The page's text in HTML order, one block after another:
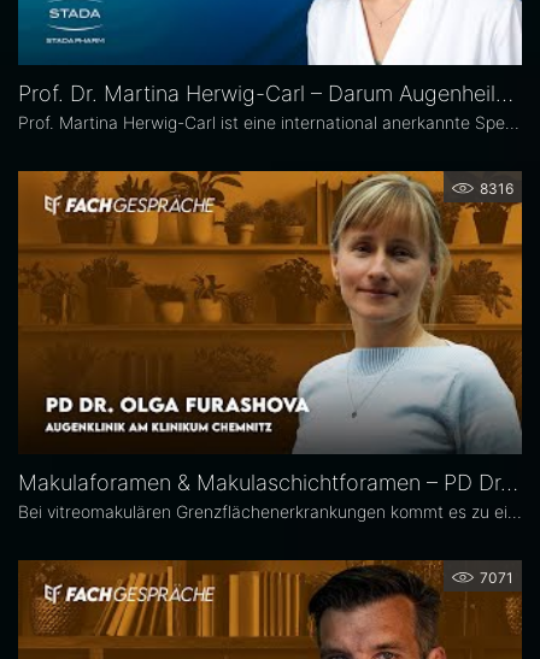
Prof. Dr. Martina Herwig-Carl – Darum Augenheilkunde
8316
Makulaforamen & Makulaschichtforamen – PD Dr. Olga Furashova
7071